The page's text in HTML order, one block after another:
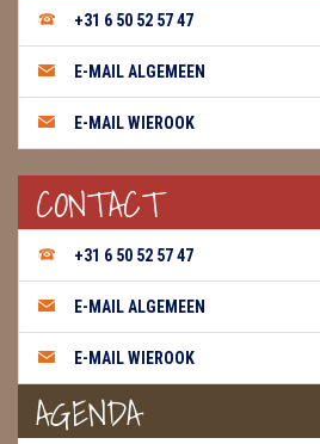
SPECIALE STUKKEN
TELEFOON KOORDEN
THEELICHTEN
VLINDERS
WIEROOK, OLIE & TOEBEHOREN
ZAKJES WATER ELIXERS
+31 6 50 52 57 47
E-MAIL ALGEMEEN
E-MAIL WIEROOK
CONTACT
+31 6 50 52 57 47
E-MAIL ALGEMEEN
E-MAIL WIEROOK
AGENDA